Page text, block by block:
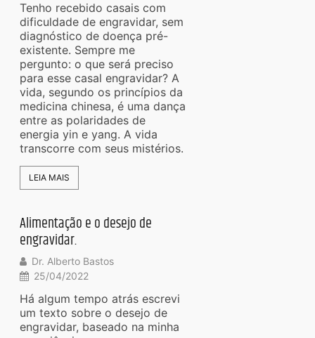
Tenho recebido casais com
dificuldade de engravidar, sem
diagnóstico de doença pré-
existente. Sempre me
pergunto: o que será preciso
para esse casal engravidar? A
vida, segundo os princípios da
medicina chinesa, é uma dança
entre as polaridades de
energia yin e yang. A vida
transcorre com seus mistérios.
LEIA MAIS
Alimentação e o desejo de
engravidar.
Dr. Alberto Bastos
25/04/2022
Há algum tempo atrás escrevi
um texto sobre o desejo de
engravidar, baseado na minha